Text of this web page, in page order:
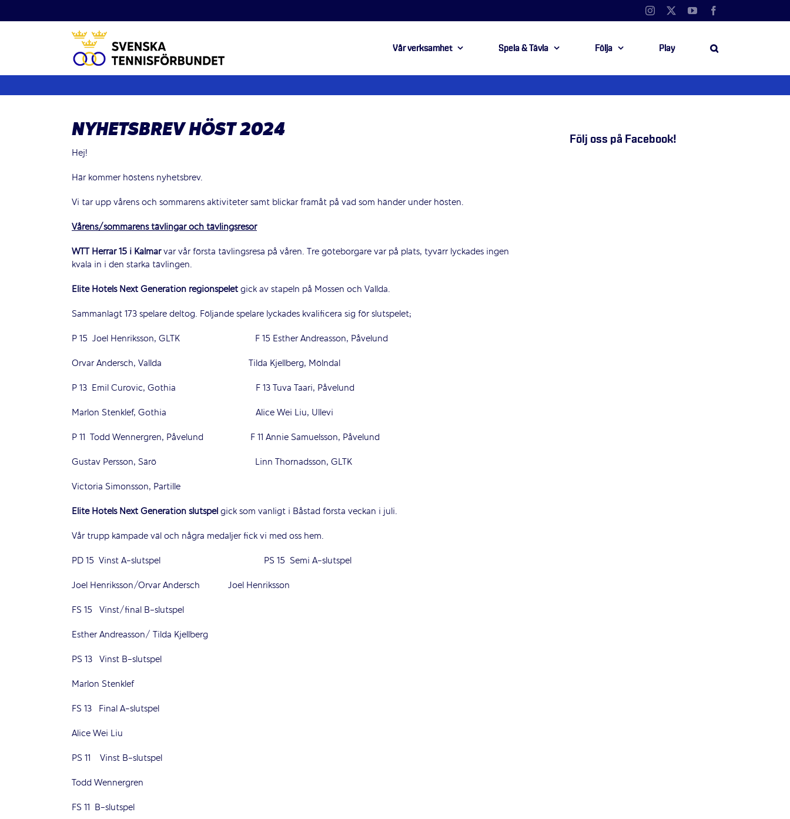
till
Instagram YouTube
Vår verksamhet Spela & Tävla Följa Play
NYHETSBREV HÖST 2024
Hej!
Här kommer höstens nyhetsbrev.
Vi tar upp vårens och sommarens aktiviteter samt blickar framåt på vad som händer under hösten.
Vårens/sommarens tävlingar och tävlingsresor
WTT Herrar 15 i Kalmarvar vår första tävlingsresa på våren. Tre göteborgare var på plats, tyvärr lyckades ingen
kvala in i den starka tävlingen.
Elite Hotels Next Generation regionspeletgick av stapeln på Mossen och Vallda.
Sammanlagt 173 spelare deltog. Följande spelare lyckades kvalificera sig för slutspelet;
P 15 Joel Henriksson, GLTK F 15 Esther Andreasson, Påvelund
Orvar Andersch, Vallda Tilda Kjellberg, Mölndal
P 13 Emil Curovic, Gothia F 13 Tuva Taari, Påvelund
Marlon Stenklef, Gothia Alice Wei Liu, Ullevi
P 11 Todd Wennergren, Påvelund F 11 Annie Samuelsson, Påvelund
Gustav Persson, Särö Linn Thornadsson, GLTK
Victoria Simonsson, Partille
Elite Hotels Next Generation slutspelgick som vanligt i Båstad första veckan i juli.
Vår trupp kämpade väl och några medaljer fick vi med oss hem.
PD 15 Vinst A-slutspel PS 15 Semi A-slutspel
Joel Henriksson/Orvar Andersch Joel Henriksson
FS 15 Vinst/final B-slutspel
Esther Andreasson/ Tilda Kjellberg
PS 13 Vinst B-slutspel
Marlon Stenklef
FS 13 Final A-slutspel
Alice Wei Liu
PS 11 Vinst B-slutspel
Todd Wennergren
FS 11 B-slutspel
Följ oss på Facebook!